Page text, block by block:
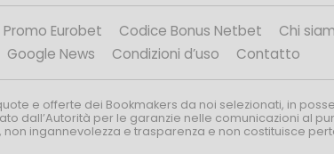
Eurobet Codice Bonus Netbet Chi
Google News Condizioni d’uso Contatto
e offerte dei Bookmakers da noi selezionati, in
dall’Autorità per le garanzie nelle comunicazioni al
ingannevolezza e trasparenza e non costituisce